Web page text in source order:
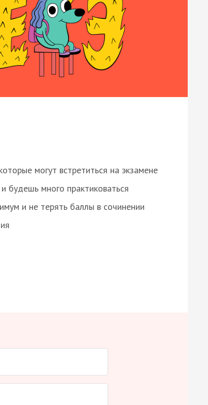
могут встретиться на экзамене
будешь много практиковаться
и не терять баллы в сочинении